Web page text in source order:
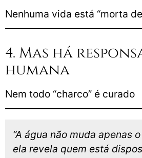
Nenhuma vida está “morta
4. Mas há
humana
Nem todo “charco” é curado
“A água não muda apenas
ela revela quem está